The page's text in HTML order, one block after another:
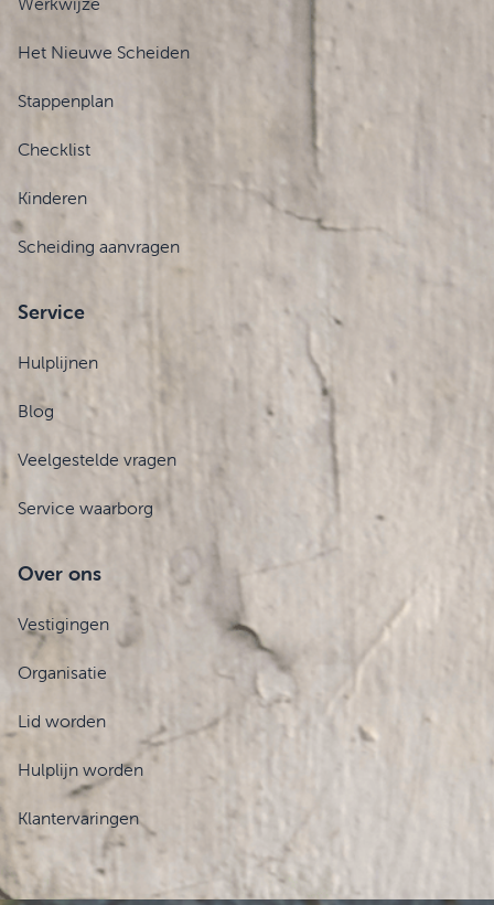
Het Nieuwe Scheiden
Stappenplan
Checklist
Kinderen
Scheiding aanvragen
Service
Hulplijnen
Blog
Veelgestelde vragen
Service waarborg
Over ons
Vestigingen
Organisatie
Lid worden
Hulplijn worden
Klantervaringen